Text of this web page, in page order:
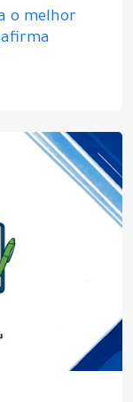
o melhor